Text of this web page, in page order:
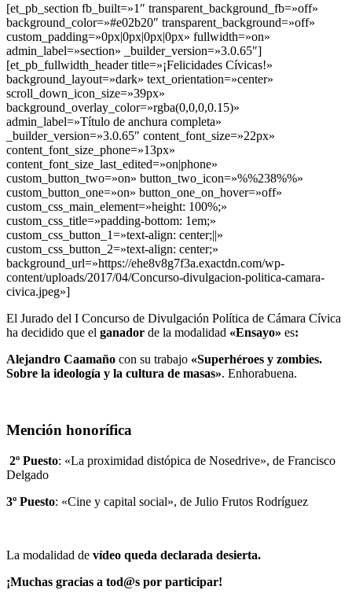
[et_pb_section fb_built=»1″ transparent_background_fb=»off»
background_color=»#e02b20″ transparent_background=»off»
custom_padding=»0px|0px|0px|0px» fullwidth=»on»
admin_label=»section» _builder_version=»3.0.65″]
[et_pb_fullwidth_header title=»¡Felicidades Cívicas!»
background_layout=»dark» text_orientation=»center»
scroll_down_icon_size=»39px»
background_overlay_color=»rgba(0,0,0,0.15)»
admin_label=»Título de anchura completa»
_builder_version=»3.0.65″ content_font_size=»22px»
content_font_size_phone=»13px»
content_font_size_last_edited=»on|phone»
custom_button_two=»on» button_two_icon=»%%238%%»
custom_button_one=»on» button_one_on_hover=»off»
custom_css_main_element=»height: 100%;»
custom_css_title=»padding-bottom: 1em;»
custom_css_button_1=»text-align: center;||»
custom_css_button_2=»text-align: center;»
background_url=»https://ehe8v8g7f3a.exactdn.com/wp-
content/uploads/2017/04/Concurso-divulgacion-politica-camara-
civica.jpeg»]
El Jurado del I Concurso de Divulgación Política de Cámara Cívica
ha decidido que el ganador de la modalidad «Ensayo» es:
Alejandro Caamaño con su trabajo «Superhéroes y zombies.
Sobre la ideología y la cultura de masas». Enhorabuena.
Mención honorífica
2º Puesto: «La proximidad distópica de Nosedrive», de Francisco
Delgado
3º Puesto: «Cine y capital social», de Julio Frutos Rodríguez
La modalidad de vídeo queda declarada desierta.
¡Muchas gracias a tod@s por participar!